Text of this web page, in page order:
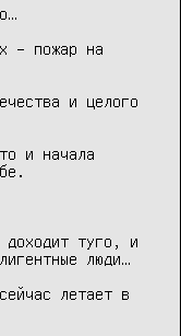
– пожар на
и целого
и начала
доходит туго, и
люди…
летает в